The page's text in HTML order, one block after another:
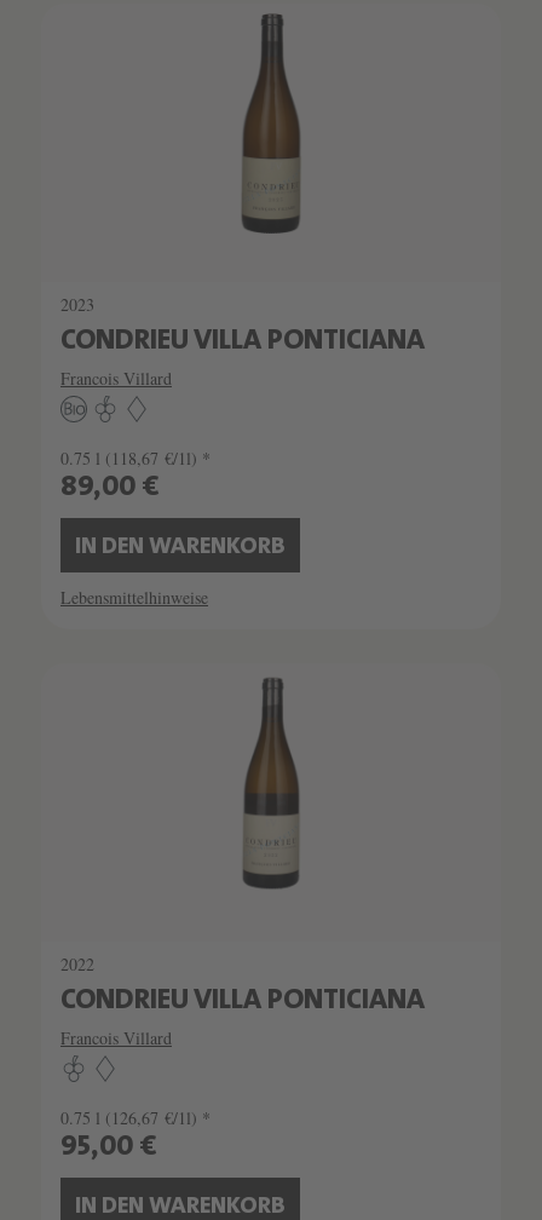
2023
CONDRIEU VILLA PONTICIANA
Francois Villard
0.75 l (118,67 €/1l) *
89,00 €
IN DEN WARENKORB
Lebensmittelhinweise
2022
CONDRIEU VILLA PONTICIANA
Francois Villard
0.75 l (126,67 €/1l) *
95,00 €
IN DEN WARENKORB